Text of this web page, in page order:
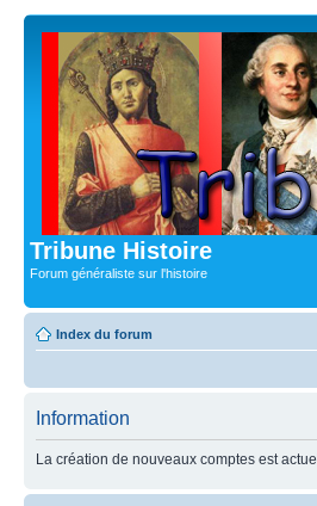
Tribune Histoire
Forum généraliste sur l'histoire
Index du forum
Information
La création de nouveaux comptes est